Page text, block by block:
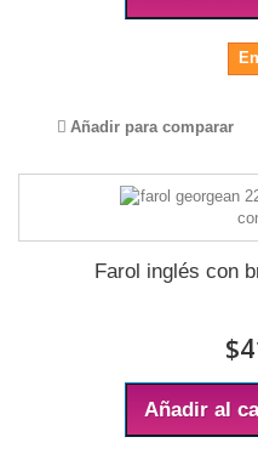
Añadir para comparar
Farol inglés con
Añadir al